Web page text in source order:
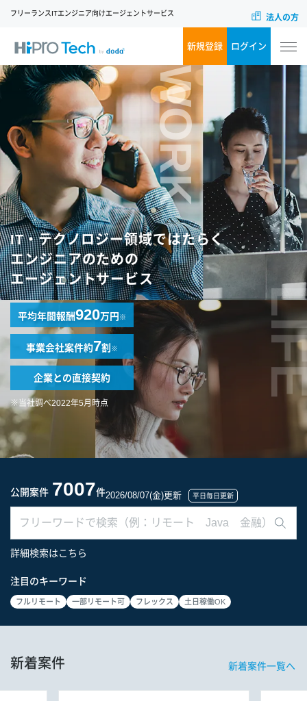
フリーランスITエンジニア向けエージェントサービス 法人の方
新規登録 ログイン
WORK
IT・テクノロジー領域ではたらく
エンジニアのための
エージェントサービス
平均年間報酬920万円※
事業会社案件約7割※
企業との直接契約
※当社調べ2022年5月時点
公開案件 7007件2026/08/07(金)更新 平日毎日更新
詳細検索はこちら
注目のキーワード
フルリモート 一部リモート可 フレックス 土日稼働OK
新着案件 新着案件一覧へ